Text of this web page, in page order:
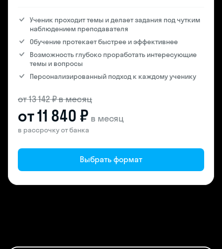
Ученик проходит темы и делает задания под чутким
наблюдением преподавателя
Обучение протекает быстрее и эффективнее
Возможность глубоко проработать интересующие
темы и вопросы
Персонализированный подход к каждому ученику
от 13 142 ₽ в месяц
от 11 840 ₽ в месяц
в рассрочку от банка
Выбрать формат